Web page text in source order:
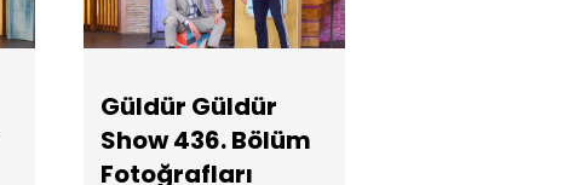
Güldür Güldür
Show 436. Bölüm
Fotoğrafları